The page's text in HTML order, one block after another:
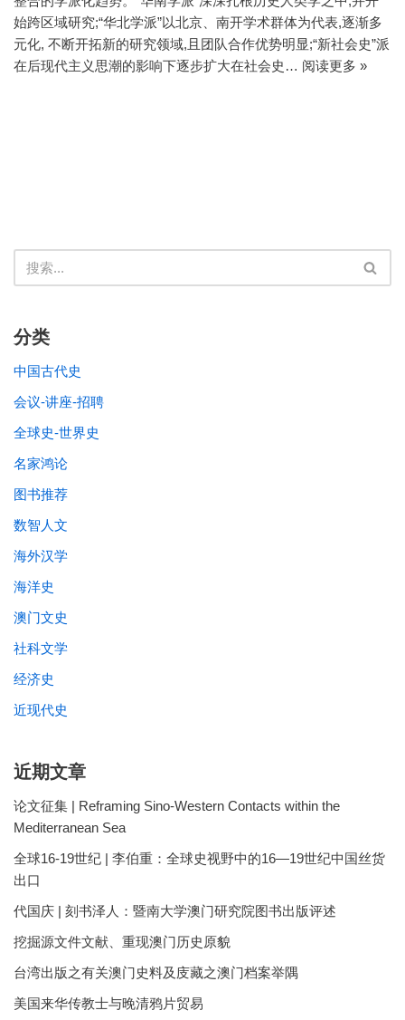
始跨区域研究;“华北学派”以北京、南开学术群体为代表,逐渐多
元化, 不断开拓新的研究领域,且团队合作优势明显;“新社会史”派
在后现代主义思潮的影响下逐步扩大在社会史… 阅读更多 »
分类
中国古代史
会议-讲座-招聘
全球史-世界史
名家鸿论
图书推荐
数智人文
海外汉学
海洋史
澳门文史
社科文学
经济史
近现代史
近期文章
论文征集 | Reframing Sino-Western Contacts within the
Mediterranean Sea
全球16-19世纪 | 李伯重：全球史视野中的16—19世纪中国丝货
出口
代国庆 | 刻书泽人：暨南大学澳门研究院图书出版评述
挖掘源文件文献、重现澳门历史原貌
台湾出版之有关澳门史料及庋藏之澳门档案举隅
美国来华传教士与晚清鸦片贸易